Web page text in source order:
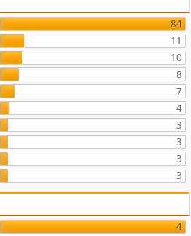
84
11
10
8
7
4
3
3
3
3
4